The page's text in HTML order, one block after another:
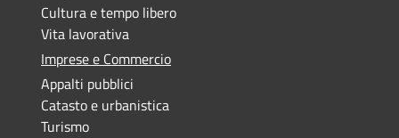
Cultura e tempo libero
Vita lavorativa
Imprese e Commercio
Appalti pubblici
Catasto e urbanistica
Turismo